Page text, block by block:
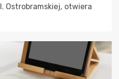
Ostrobramskiej, otwiera